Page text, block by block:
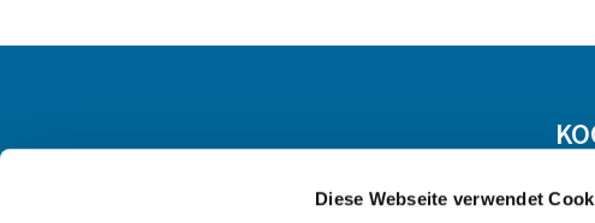
Diese Webseite verwendet
Ev. KG